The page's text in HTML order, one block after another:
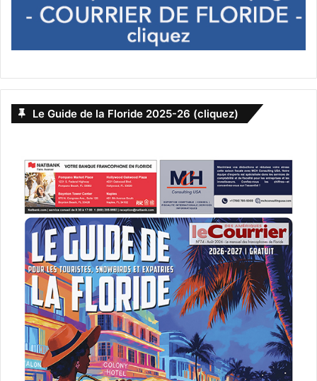
Le Guide de la Floride 2025-26 (cliquez)